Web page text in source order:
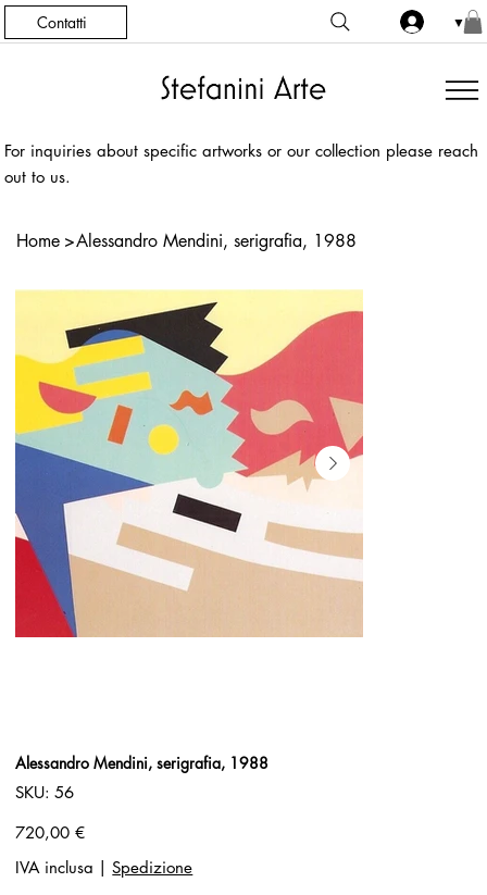
Contatti ▼
For inquiries about specific artworks or our collection please reach
out to us.
Home >Alessandro Mendini, serigrafia, 1988
Alessandro Mendini, serigrafia, 1988
SKU:
SKU
56
56
Prezzo
720,00 €
IVA inclusa
Spedizione